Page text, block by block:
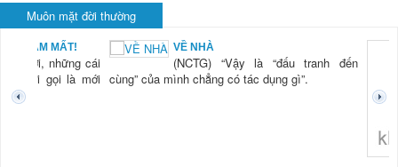
Muôn mặt đời thường
NAM MẤT!
“Xời, những cái
mới gọi là mới
VỀ NHÀ
(NCTG) “Vậy là “đấu tranh đến
cùng” của mình chẳng có tác dụng gì”.